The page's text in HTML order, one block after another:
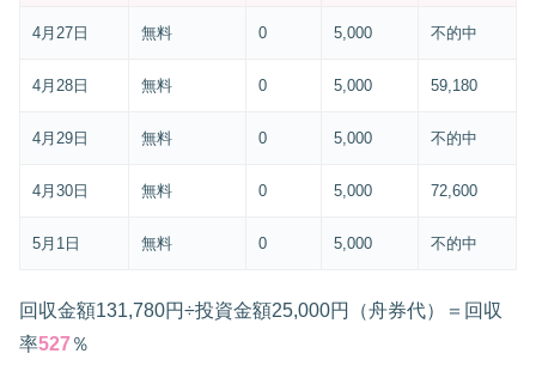
4月27日 無料 0 5,000 不的中
4月28日 無料 0 5,000 59,180
4月29日 無料 0 5,000 不的中
4月30日 無料 0 5,000 72,600
5月1日 無料 0 5,000 不的中
回収金額131,780円÷投資金額25,000円（舟券代）＝回収
率527％